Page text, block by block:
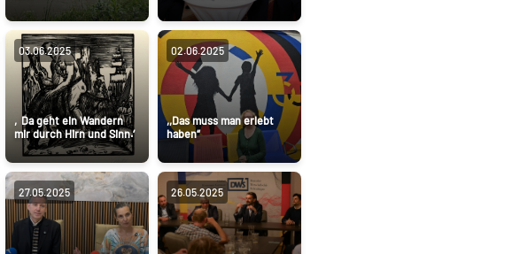
03.06.2025
‚Da geht ein Wandern
mir durch Hirn und Sinn.‘
02.06.2025
,,Das muss man erlebt
haben“
27.05.2025 26.05.2025